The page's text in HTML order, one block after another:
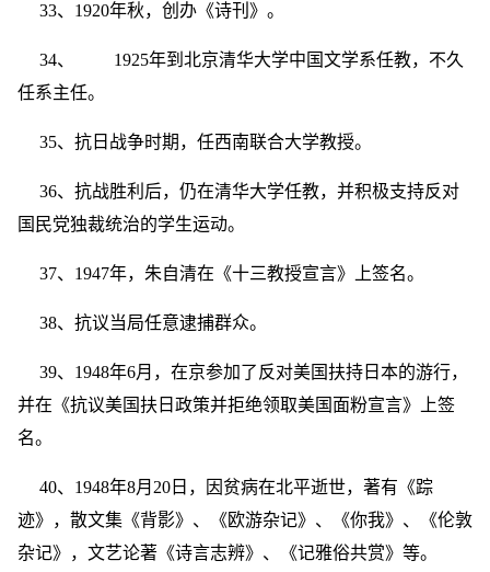
33、1920年秋，创办《诗刊》。
34、 1925年到北京清华大学中国文学系任教，不久
任系主任。
35、抗日战争时期，任西南联合大学教授。
36、抗战胜利后，仍在清华大学任教，并积极支持反对
国民党独裁统治的学生运动。
37、1947年，朱自清在《十三教授宣言》上签名。
38、抗议当局任意逮捕群众。
39、1948年6月，在京参加了反对美国扶持日本的游行，
并在《抗议美国扶日政策并拒绝领取美国面粉宣言》上签
名。
40、1948年8月20日，因贫病在北平逝世，著有《踪
迹》，散文集《背影》、《欧游杂记》、《你我》、《伦敦
杂记》，文艺论著《诗言志辨》、《记雅俗共赏》等。